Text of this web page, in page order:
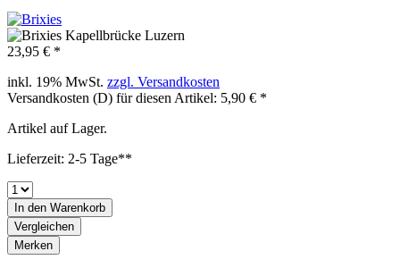
23,95 € *
inkl. 19% MwSt. zzgl. Versandkosten
Versandkosten (D) für diesen Artikel: 5,90 € *
Artikel auf Lager.
Lieferzeit: 2-5 Tage**
In den Warenkorb
Vergleichen
Merken